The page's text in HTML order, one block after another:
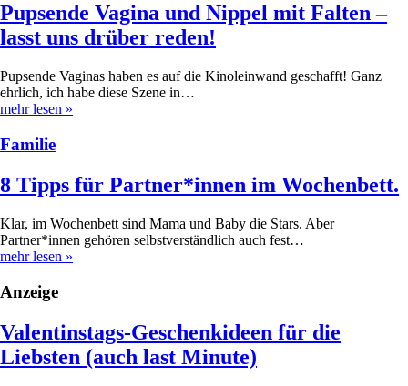
Pupsende Vagina und Nippel mit Falten –
lasst uns drüber reden!
Pupsende Vaginas haben es auf die Kinoleinwand geschafft! Ganz
ehrlich, ich habe diese Szene in…
mehr lesen »
Familie
8 Tipps für Partner*innen im Wochenbett.
Klar, im Wochenbett sind Mama und Baby die Stars. Aber
Partner*innen gehören selbstverständlich auch fest…
mehr lesen »
Anzeige
Valentinstags-Geschenkideen für die
Liebsten (auch last Minute)